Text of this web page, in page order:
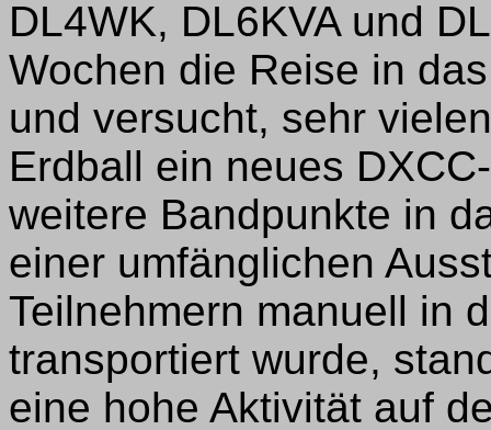
DL4WK, DL6KVA und
Wochen die Reise in
und versucht, sehr
Erdball ein neues
weitere Bandpunkte in
einer umfänglichen
Teilnehmern manuell in
transportiert wurde,
eine hohe Aktivität auf